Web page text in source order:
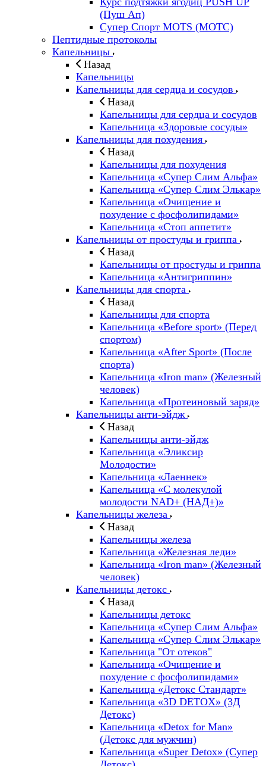
(Пуш Ап)
Супер Спорт MOTS (МОТС)
Пептидные протоколы
Капельницы
Назад
Капельницы
Капельницы для сердца и сосудов
Назад
Капельницы для сердца и сосудов
Капельница «Здоровые сосуды»
Капельницы для похудения
Назад
Капельницы для похудения
Капельница «Супер Слим Альфа»
Капельница «Супер Слим Элькар»
Капельница «Очищение и
похудение с фосфолипидами»
Капельница «Стоп аппетит»
Капельницы от простуды и гриппа
Назад
Капельницы от простуды и гриппа
Капельница «Антигриппин»
Капельницы для спорта
Назад
Капельницы для спорта
Капельница «Before sport» (Перед
спортом)
Капельница «After Sport» (После
спорта)
Капельница «Iron man» (Железный
человек)
Капельница «Протеиновый заряд»
Капельницы анти-эйдж
Назад
Капельницы анти-эйдж
Капельница «Эликсир
Молодости»
Капельница «Лаеннек»
Капельница «С молекулой
молодости NAD+ (НАД+)»
Капельницы железа
Назад
Капельницы железа
Капельница «Железная леди»
Капельница «Iron man» (Железный
человек)
Капельницы детокс
Назад
Капельницы детокс
Капельница «Супер Слим Альфа»
Капельница «Супер Слим Элькар»
Капельница "От отеков"
Капельница «Очищение и
похудение с фосфолипидами»
Капельница «Детокс Стандарт»
Капельница «3D DETOX» (3Д
Детокс)
Капельница «Detox for Man»
(Детокс для мужчин)
Капельница «Super Detox» (Супер